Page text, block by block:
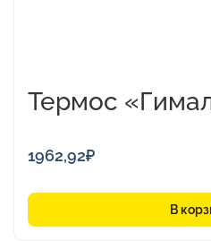
Термос
1962,92₽
В